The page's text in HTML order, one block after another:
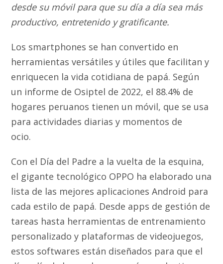
desde su móvil para que su día a día sea más
productivo, entretenido y gratificante.
Los smartphones se han convertido en
herramientas versátiles y útiles que facilitan y
enriquecen la vida cotidiana de papá. Según
un informe de Osiptel de 2022, el 88.4% de
hogares peruanos tienen un móvil, que se usa
para actividades diarias y momentos de
ocio.
Con el Día del Padre a la vuelta de la esquina,
el gigante tecnológico OPPO ha elaborado una
lista de las mejores aplicaciones Android para
cada estilo de papá. Desde apps de gestión de
tareas hasta herramientas de entrenamiento
personalizado y plataformas de videojuegos,
estos softwares están diseñados para que el